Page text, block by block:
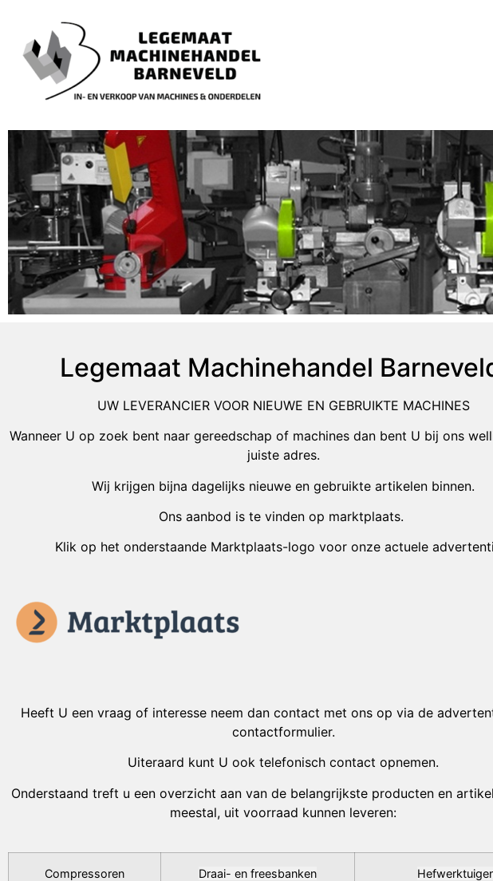
Legemaat Machinehandel
UW LEVERANCIER VOOR NIEUWE EN GEBRUIKTE MACHINES
Wanneer U op zoek bent naar gereedschap of machines dan bent U bij ons
juiste adres.
Wij krijgen bijna dagelijks nieuwe en gebruikte artikelen binnen.
Ons aanbod is te vinden op marktplaats.
Klik op het onderstaande Marktplaats-logo voor onze actuele
Heeft U een vraag of interesse neem dan contact met ons op via de
contactformulier.
Uiteraard kunt U ook telefonisch contact opnemen.
Onderstaand treft u een overzicht aan van de belangrijkste producten en
meestal, uit voorraad kunnen leveren:
Compressoren Draai- en freesbanken